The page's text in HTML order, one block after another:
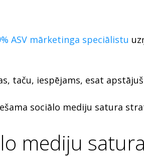
ASV mārketinga speciālistu
taču, iespējams, esat
sociālo mediju satura
mediju